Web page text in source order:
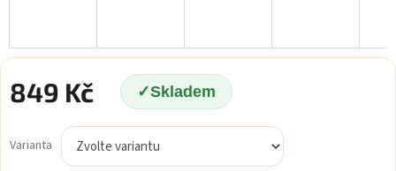
849 Kč Skladem
cena:
Varianta